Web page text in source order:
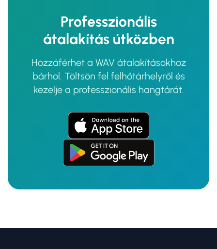
Professzionális
átalakítás útközben
Hozzáférhet a WAV átalakításokhoz
bárhol. Töltsön fel felhőtárhelyről és
kezelje a professzionális hangtárát.